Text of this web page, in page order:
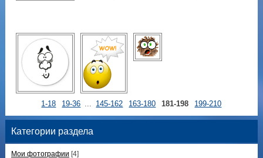
1-18 19-36 145-162 163-180 181-198 199-210
Категории раздела
Мои фотографии [4]